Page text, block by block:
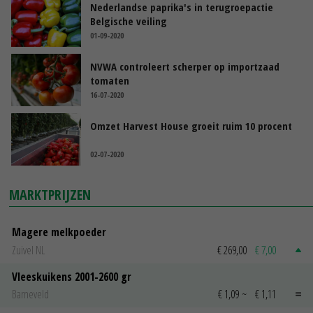
Nederlandse paprika's in terugroepactie
Belgische veiling
01-09-2020
NVWA controleert scherper op importzaad
tomaten
16-07-2020
Omzet Harvest House groeit ruim 10 procent
02-07-2020
MARKTPRIJZEN
Magere melkpoeder
Zuivel NL
€ 269,00 € 7,00
Vleeskuikens 2001-2600 gr
Barneveld
€ 1,09 ~ € 1,11